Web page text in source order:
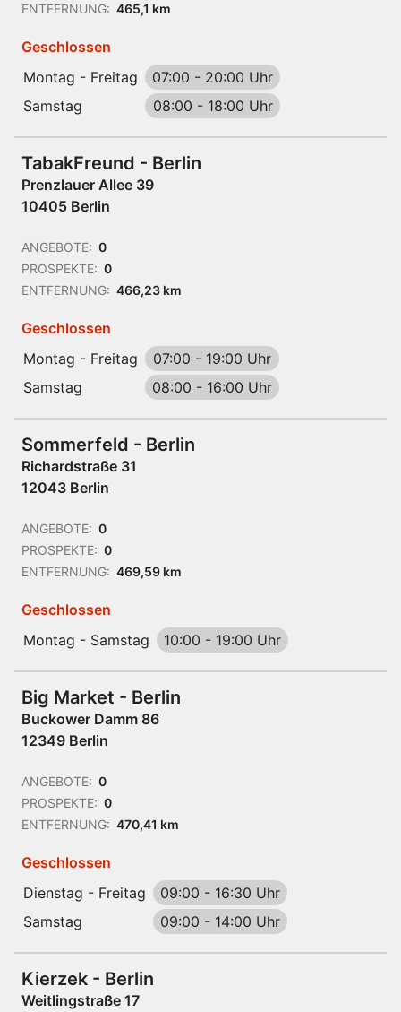
ENTFERNUNG: 465,1 km
Geschlossen
Montag - Freitag
07:00 - 20:00 Uhr
Samstag
08:00 - 18:00 Uhr
TabakFreund - Berlin
Prenzlauer Allee 39
10405 Berlin
ANGEBOTE: 0
PROSPEKTE: 0
ENTFERNUNG: 466,23 km
Geschlossen
Montag - Freitag
07:00 - 19:00 Uhr
Samstag
08:00 - 16:00 Uhr
Sommerfeld - Berlin
Richardstraße 31
12043 Berlin
ANGEBOTE: 0
PROSPEKTE: 0
ENTFERNUNG: 469,59 km
Geschlossen
Montag - Samstag
10:00 - 19:00 Uhr
Big Market - Berlin
Buckower Damm 86
12349 Berlin
ANGEBOTE: 0
PROSPEKTE: 0
ENTFERNUNG: 470,41 km
Geschlossen
Dienstag - Freitag
09:00 - 16:30 Uhr
Samstag
09:00 - 14:00 Uhr
Kierzek - Berlin
Weitlingstraße 17